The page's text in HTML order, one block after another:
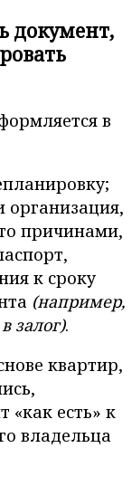
документ,
в
организация,
причинами,
к сроку
(например,
залог).
квартир,
«как есть» к
владельца